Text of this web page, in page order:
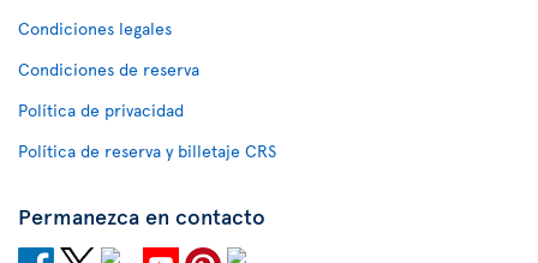
Condiciones legales
Condiciones de reserva
Política de privacidad
Política de reserva y billetaje CRS
Permanezca en contacto